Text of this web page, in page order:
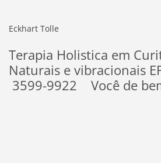
Eckhart Tolle
Terapia Holistica em
Naturais e vibracionais
3599-9922 Você de